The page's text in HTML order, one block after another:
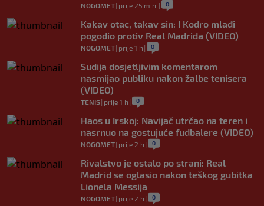
NOGOMET| prije 25 min. | 0
Kakav otac, takav sin: I Kodro mlađi
pogodio protiv Real Madrida (VIDEO)
NOGOMET| prije 1 h | 0
Sudija dosjetljivim komentarom
nasmijao publiku nakon žalbe tenisera
(VIDEO)
TENIS| prije 1 h | 0
Haos u Irskoj: Navijač utrčao na teren i
nasrnuo na gostujuće fudbalere (VIDEO)
NOGOMET| prije 2 h | 0
Rivalstvo je ostalo po strani: Real
Madrid se oglasio nakon teškog gubitka
Lionela Messija
NOGOMET| prije 2 h | 0